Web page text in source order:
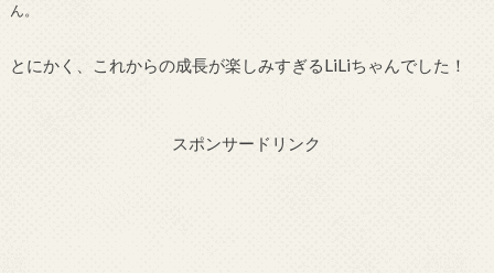
ん。
とにかく、これからの成長が楽しみすぎるLiLiちゃんでした！
スポンサードリンク